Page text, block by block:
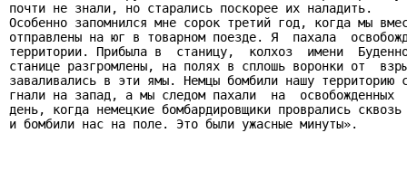
почти не знали, но старались поскорее их наладить.
Особенно запомнился мне сорок третий год, когда мы
отправлены на юг в товарном поезде. Я  пахала
территории. Прибыла в  станицу,  колхоз  имени
станице разгромлены, на полях в сплошь воронки от
заваливались в эти ямы. Немцы бомбили нашу
гнали на запад, а мы следом пахали  на  освобожденных
день, когда немецкие бомбардировщики проврались
и бомбили нас на поле. Это были ужасные минуты».